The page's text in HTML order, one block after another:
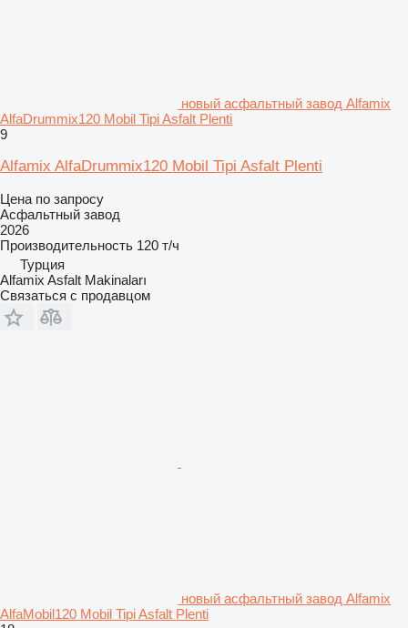
новый асфальтный завод Alfamix
AlfaDrummix120 Mobil Tipi Asfalt Plenti
9
Alfamix AlfaDrummix120 Mobil Tipi Asfalt Plenti
Цена по запросу
Асфальтный завод
2026
Производительность 120 т/ч
Турция
Alfamix Asfalt Makinaları
Связаться с продавцом
новый асфальтный завод Alfamix
AlfaMobil120 Mobil Tipi Asfalt Plenti